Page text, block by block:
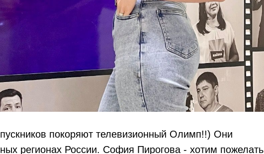
покоряют телевизионный Олимп!!) Они
регионах России. София Пирогова - хотим пожелать